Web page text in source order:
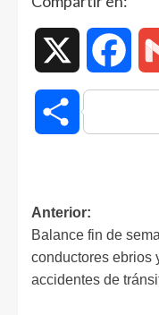
Compartir
Anterior:
Balance fin de
conductores ebrios
accidentes de